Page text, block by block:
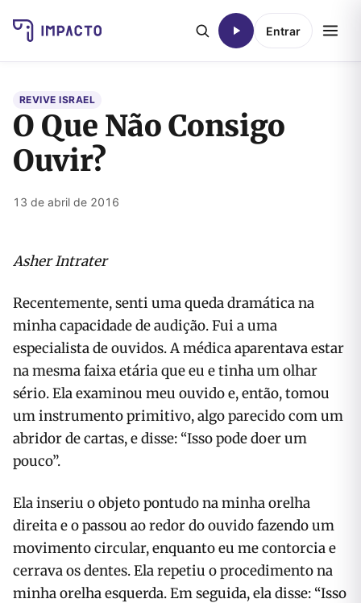
Entrar
REVIVE ISRAEL
O Que Não Consigo
Ouvir?
13 de abril de 2016
Asher Intrater
Recentemente, senti uma queda dramática na
minha capacidade de audição. Fui a uma
especialista de ouvidos. A médica aparentava estar
na mesma faixa etária que eu e tinha um olhar
sério. Ela examinou meu ouvido e, então, tomou
um instrumento primitivo, algo parecido com um
abridor de cartas, e disse: “Isso pode doer um
pouco”.
Ela inseriu o objeto pontudo na minha orelha
direita e o passou ao redor do ouvido fazendo um
movimento circular, enquanto eu me contorcia e
cerrava os dentes. Ela repetiu o procedimento na
minha orelha esquerda. Em seguida, ela disse: “Isso